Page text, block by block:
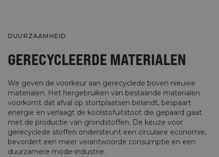
DUURZAAMHEID
GERECYCLEERDE MATERIALEN
We geven de voorkeur aan gerecyclede boven nieuwe
materialen. Het hergebruiken van bestaande materialen
voorkomt dat afval op stortplaatsen belandt, bespaart
energie en verlaagt de koolstofuitstoot die gepaard gaat
met de productie van grondstoffen. De keuze voor
gerecyclede stoffen ondersteunt een circulaire economie,
bevordert een meer verantwoorde consumptie en een
duurzamere mode-industrie.